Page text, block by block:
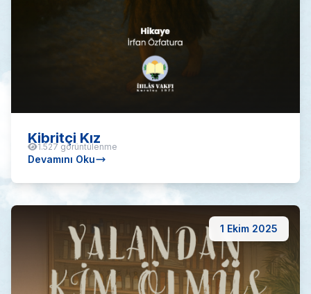
Kibritçi Kız
1.527 görüntülenme
Devamını Oku
1 Ekim 2025